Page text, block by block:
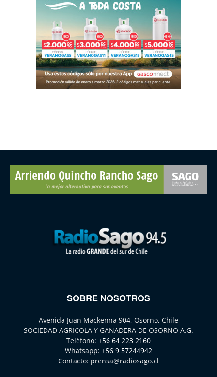
SOBRE NOSOTROS
Avenida Juan Mackenna 904, Osorno, Chile
SOCIEDAD AGRICOLA Y GANADERA DE OSORNO A.G.
Teléfono: +56 64 223 2160
Whatsapp: +56 9 57244942
Contacto: prensa@radiosago.cl